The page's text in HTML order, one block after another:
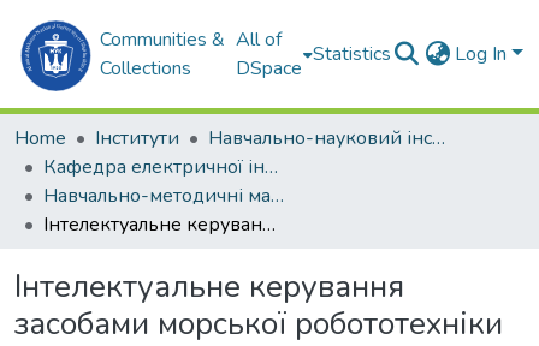
Communities &
Collections
All of
DSpace
Statistics Log In
Home Інститути
Навчально-науковий інститут автоматики та електротехніки (ННІАЕ)
Кафедра електричної інженерії суднових та роботизованих комплексів (ЕІС та РК)
Навчально-методичні матеріали (ЕІС та РК)
Інтелектуальне керування засобами морської робототехніки
Інтелектуальне керування
засобами морської робототехніки